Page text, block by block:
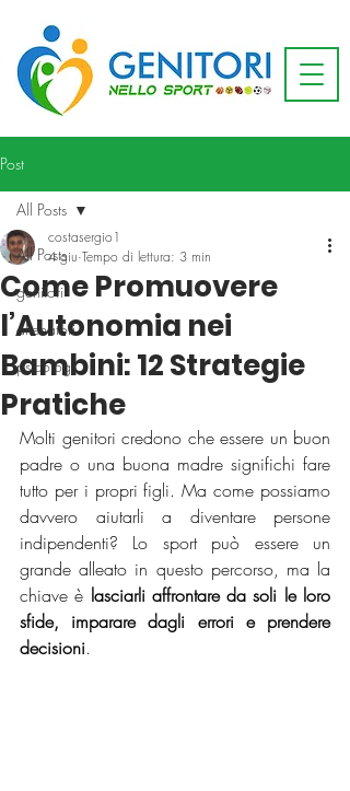
Post
All Posts
genitori
allenatori
psicologi
All Posts
Come Promuovere
l’Autonomia nei
Bambini: 12 Strategie
Pratiche
costasergio1
4 giu Tempo di lettura: 3 min
Molti genitori credono che essere un buon
padre o una buona madre significhi fare
tutto per i propri figli. Ma come possiamo
davvero aiutarli a diventare persone
indipendenti? Lo sport può essere un
grande alleato in questo percorso, ma la
chiave è lasciarli affrontare da soli le loro
sfide, imparare dagli errori e prendere
decisioni.